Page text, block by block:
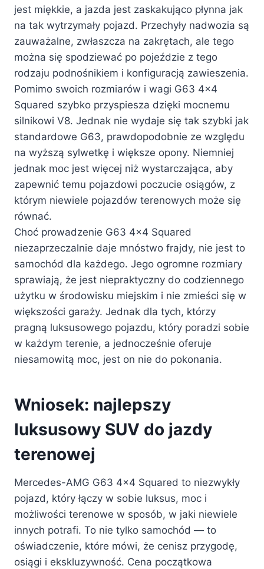
jest miękkie, a jazda jest zaskakująco płynna jak
na tak wytrzymały pojazd. Przechyły nadwozia są
zauważalne, zwłaszcza na zakrętach, ale tego
można się spodziewać po pojeździe z tego
rodzaju podnośnikiem i konfiguracją zawieszenia.
Pomimo swoich rozmiarów i wagi G63 4×4
Squared szybko przyspiesza dzięki mocnemu
silnikowi V8. Jednak nie wydaje się tak szybki jak
standardowe G63, prawdopodobnie ze względu
na wyższą sylwetkę i większe opony. Niemniej
jednak moc jest więcej niż wystarczająca, aby
zapewnić temu pojazdowi poczucie osiągów, z
którym niewiele pojazdów terenowych może się
równać.
Choć prowadzenie G63 4×4 Squared
niezaprzeczalnie daje mnóstwo frajdy, nie jest to
samochód dla każdego. Jego ogromne rozmiary
sprawiają, że jest niepraktyczny do codziennego
użytku w środowisku miejskim i nie zmieści się w
większości garaży. Jednak dla tych, którzy
pragną luksusowego pojazdu, który poradzi sobie
w każdym terenie, a jednocześnie oferuje
niesamowitą moc, jest on nie do pokonania.
Wniosek: najlepszy
luksusowy SUV do jazdy
terenowej
Mercedes-AMG G63 4×4 Squared to niezwykły
pojazd, który łączy w sobie luksus, moc i
możliwości terenowe w sposób, w jaki niewiele
innych potrafi. To nie tylko samochód — to
oświadczenie, które mówi, że cenisz przygodę,
osiągi i ekskluzywność. Cena początkowa